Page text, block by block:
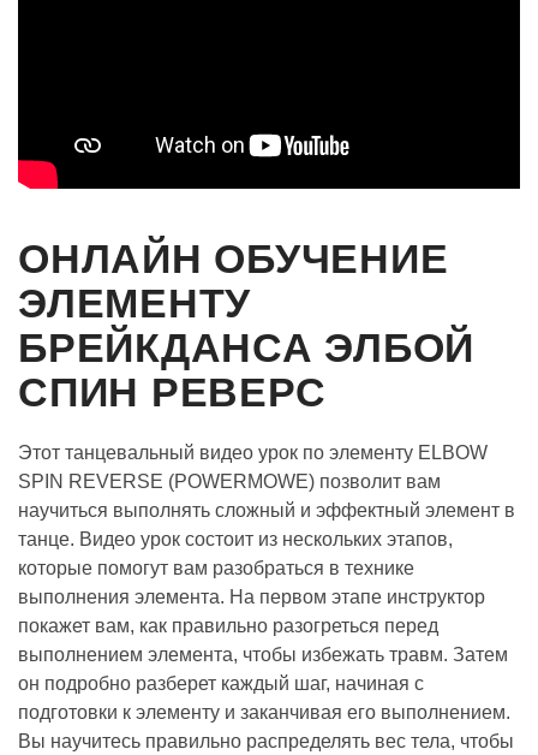
ОНЛАЙН ОБУЧЕНИЕ
ЭЛЕМЕНТУ
БРЕЙКДАНСА ЭЛБОЙ
СПИН РЕВЕРС
Этот танцевальный видео урок по элементу ELBOW
SPIN REVERSE (POWERMOWE) позволит вам
научиться выполнять сложный и эффектный элемент в
танце. Видео урок состоит из нескольких этапов,
которые помогут вам разобраться в технике
выполнения элемента. На первом этапе инструктор
покажет вам, как правильно разогреться перед
выполнением элемента, чтобы избежать травм. Затем
он подробно разберет каждый шаг, начиная с
подготовки к элементу и заканчивая его выполнением.
Вы научитесь правильно распределять вес тела, чтобы